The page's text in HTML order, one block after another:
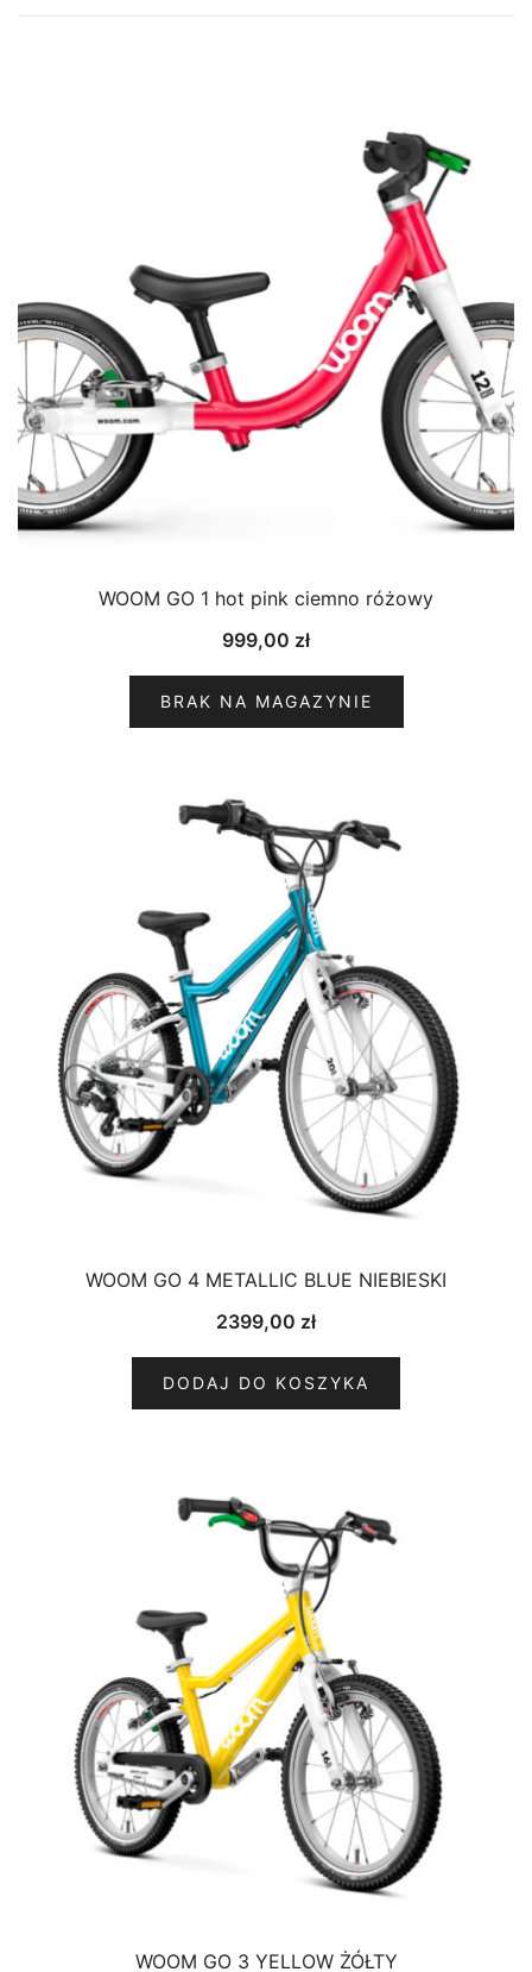
WOOM GO 1 hot pink ciemno różowy
999,00 zł
BRAK NA MAGAZYNIE
WOOM GO 4 METALLIC BLUE NIEBIESKI
2399,00 zł
DODAJ DO KOSZYKA
WOOM GO 3 YELLOW ŻÓŁTY